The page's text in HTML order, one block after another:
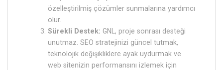
özelleştirilmiş çözümler sunmalarına yardımcı
olur.
Sürekli Destek: GNL, proje sonrası desteği
unutmaz. SEO stratejinizi güncel tutmak,
teknolojik değişikliklere ayak uydurmak ve
web sitenizin performansını izlemek için